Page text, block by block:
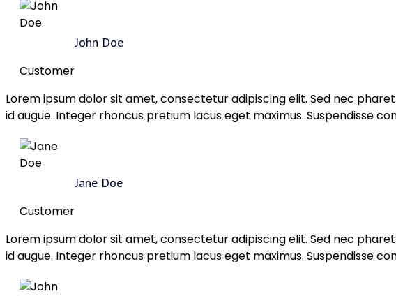
John Doe
Customer
Lorem ipsum dolor sit amet, consectetur adipiscing elit. Sed nec
id augue. Integer rhoncus pretium lacus eget maximus. Suspendisse
Jane Doe
Customer
Lorem ipsum dolor sit amet, consectetur adipiscing elit. Sed nec
id augue. Integer rhoncus pretium lacus eget maximus. Suspendisse